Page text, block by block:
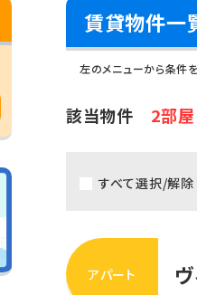
賃貸物件一
左のメニューから条件
該当物件 2部屋
すべて選択/解除
アパート